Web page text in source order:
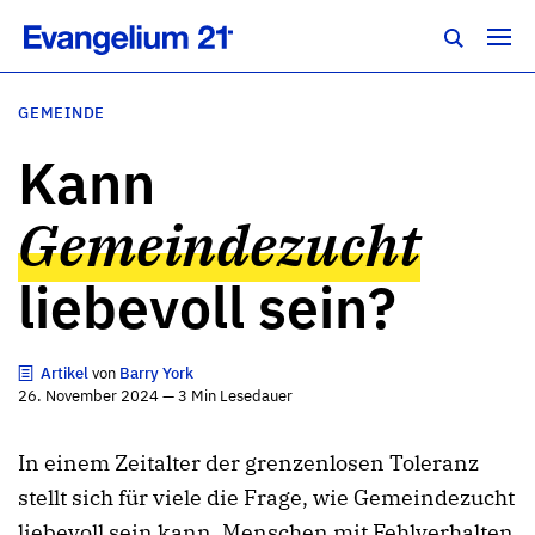
GEMEINDE
Kann
Gemeindezucht
liebevoll sein?
Artikelvon Barry York
26. November 2024 — 3 Min Lesedauer
In einem Zeitalter der grenzenlosen Toleranz
stellt sich für viele die Frage, wie Gemeindezucht